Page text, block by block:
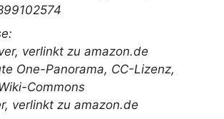
verlinkt zu amazon.de
One-Panorama, CC-Lizenz,
Commons
verlinkt zu amazon.de